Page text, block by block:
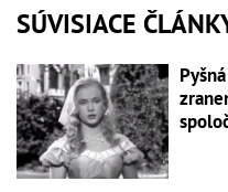
SÚVISIACE